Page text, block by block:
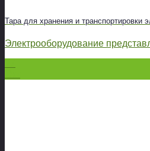
Тара для хранения и транспортировки
Электрооборудование